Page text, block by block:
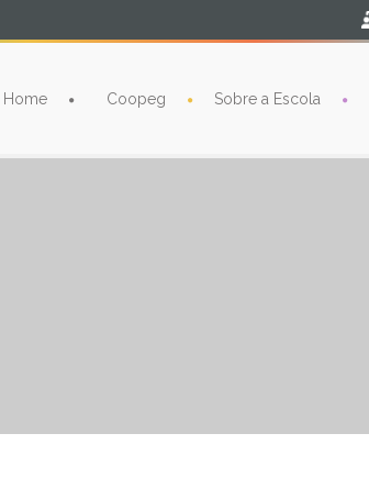
Home Coopeg Sobre a Escola